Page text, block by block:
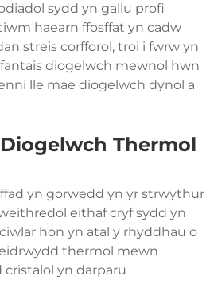
sydd yn gallu profi
haearn ffosffat yn cadw
streis corfforol, troi i fwrw yn
diogelwch mewnol hwn
lle mae diogelwch dynol a
Thermol
yn gorwedd yn yr strwythur
eithaf cryf sydd yn
hon yn atal y rhyddhau o
thermol mewn
yn darparu